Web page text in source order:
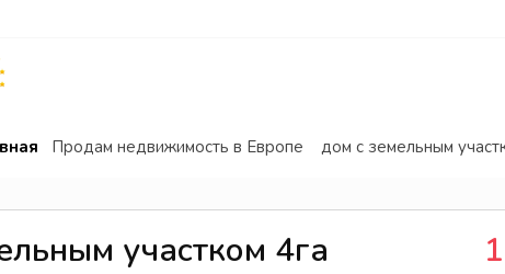
Продам недвижимость в Европе дом с земельным
участком 4га